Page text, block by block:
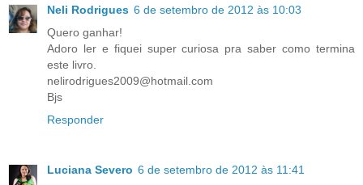
Neli Rodrigues 6 de setembro de 2012 às 10:03
Quero ganhar!
Adoro ler e fiquei super curiosa pra saber como termina
este livro.
nelirodrigues2009@hotmail.com
Bjs
Responder
Luciana Severo 6 de setembro de 2012 às 11:41